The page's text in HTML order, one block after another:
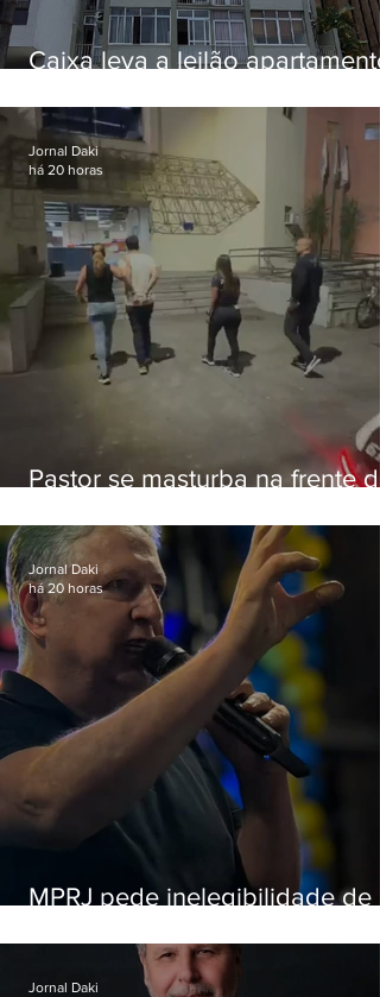
Caixa leva a leilão apartamento
Botafogo
Pastor se masturba na frente de
Jornal Daki
há 20 horas
MPRJ pede inelegibilidade de
Jornal Daki
há 20 horas
Jornal Daki